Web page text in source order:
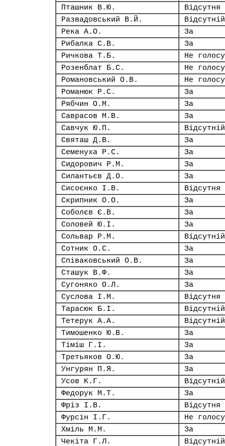
Пташник В.Ю.
Відсутня
Развадовський В.Й.
Відсутній
Река А.О.
За
Рибалка С.В.
За
Ричкова Т.Б.
Не
Розенблат Б.С.
Не
Романовський О.В.
Не
Романюк Р.С.
За
Рябчин О.М.
За
Саврасов М.В.
За
Савчук Ю.П.
Відсутній
Святаш Д.В.
За
Семенуха Р.С.
За
Сидорович Р.М.
За
Силантьєв Д.О.
За
Сисоєнко І.В.
Відсутня
Скрипник О.О.
За
Соболєв Є.В.
За
Соловей Ю.І.
За
Сольвар Р.М.
Відсутній
Сотник О.С.
За
Співаковський О.В.
За
Сташук В.Ф.
За
Сугоняко О.Л.
За
Суслова І.М.
Відсутня
Тарасюк Б.І.
Відсутній
Тетерук А.А.
Відсутній
Тимошенко Ю.В.
За
Тіміш Г.І.
За
Третьяков О.Ю.
За
Унгурян П.Я.
За
Усов К.Г.
Відсутній
Федорук М.Т.
За
Фріз І.В.
Відсутня
Фурсін І.Г.
Не
Хміль М.М.
За
Чекіта Г.Л.
Відсутній